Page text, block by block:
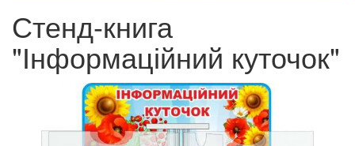
Стенд-книга
"Інформаційний куточок"